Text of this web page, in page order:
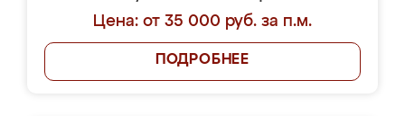
Цена: от 35 000 руб. за п.м.
ПОДРОБНЕЕ